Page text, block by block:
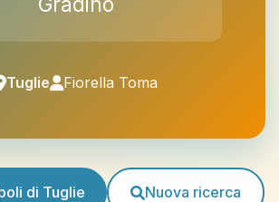
Tuglie Fiorella Toma
di Tuglie Nuova ricerca